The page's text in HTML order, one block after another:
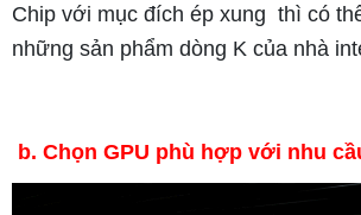
Chip với mục đích ép xung thì có
những sản phẩm dòng K của nhà
b. Chọn GPU phù hợp với nhu